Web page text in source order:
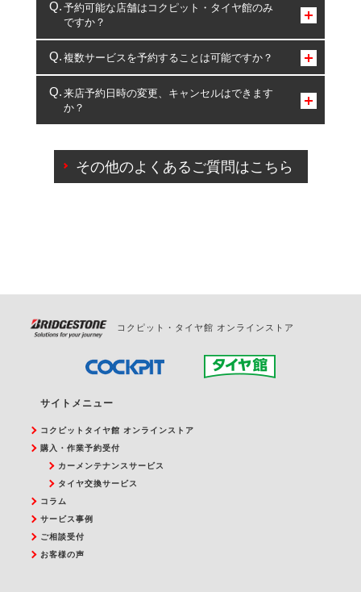
予約可能な店舗はコクピット・タイヤ館のみ
ですか？
コクピット・タイヤ館のみとなります。
複数サービスを予約することは可能ですか？
複数サービスのご予約は可能です。
一部の商品・サービスの組み合わせに限り、同時にご予約が
出来ないものもございます。
来店予約日時の変更、キャンセルはできます
か？
ご来店予約日の3営業日前を過ぎている場合のご予約
の日時変更につきましては、直接ご予約の店舗まで
その他のよくあるご質問はこちら
コクピット・タイヤ館 オンラインストア
サイトメニュー
コクピットタイヤ館 オンラインストア
購入・作業予約受付
カーメンテナンスサービス
タイヤ交換サービス
コラム
サービス事例
ご相談受付
お客様の声